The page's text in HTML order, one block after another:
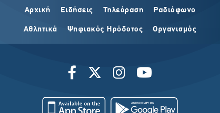
Αρχική Ειδήσεις Τηλεόραση Ραδιόφωνο
Αθλητικά Ψηφιακός Ηρόδοτος Οργανισμός